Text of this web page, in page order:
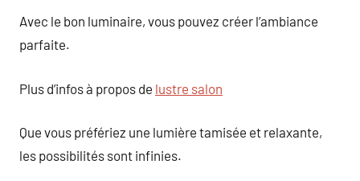
Avec le bon luminaire, vous pouvez créer l’ambiance
parfaite.
Plus d’infos à propos de lustre salon
Que vous préfériez une lumière tamisée et relaxante,
les possibilités sont infinies.